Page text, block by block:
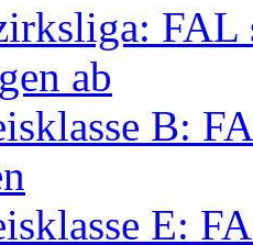
ab
B:
E: